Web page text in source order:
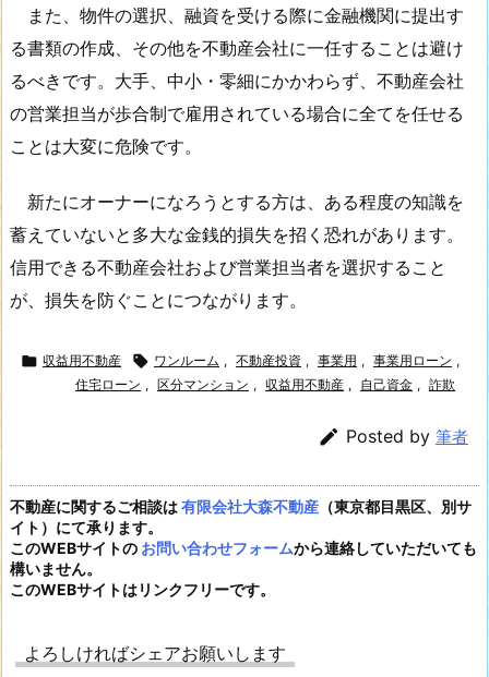
また、物件の選択、融資を受ける際に金融機関に提出す
る書類の作成、その他を不動産会社に一任することは避け
るべきです。大手、中小・零細にかかわらず、不動産会社
の営業担当が歩合制で雇用されている場合に全てを任せる
ことは大変に危険です。
新たにオーナーになろうとする方は、ある程度の知識を
蓄えていないと多大な金銭的損失を招く恐れがあります。
信用できる不動産会社および営業担当者を選択すること
が、損失を防ぐことにつながります。
 収益用不動産  ワンルーム , 不動産投資 , 事業用 , 事業用ローン ,
住宅ローン , 区分マンション , 収益用不動産 , 自己資金 , 詐欺
 Posted by 筆者
不動産に関するご相談は有限会社大森不動産 （東京都目黒区、別サ
イト）にて承ります。
このWEBサイトの お問い合わせフォームから連絡していただいても
構いません。
このWEBサイトはリンクフリーです。
よろしければシェアお願いします